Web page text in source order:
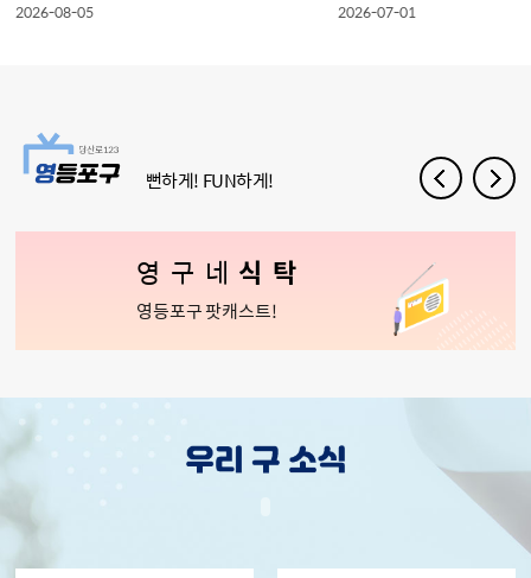
2026-08-05 2026-07-01
뻔하게! FUN하게!
영구네 식탁
영등포구 팟캐스트!